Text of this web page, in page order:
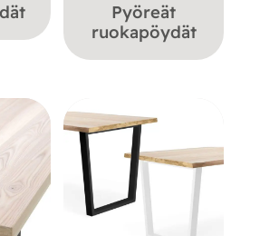
Pyöreät
ruokapöydät